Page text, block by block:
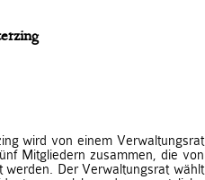
wird von einem Verwaltungsrat
Mitgliedern zusammen, die von
werden. Der Verwaltungsrat wählt